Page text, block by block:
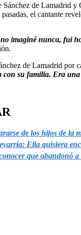
de Lamadrid
el cantante
imaginé nunca, fui
de Lamadrid por
su familia. Era
de los hijos de
Ella quisiera
que abandonó